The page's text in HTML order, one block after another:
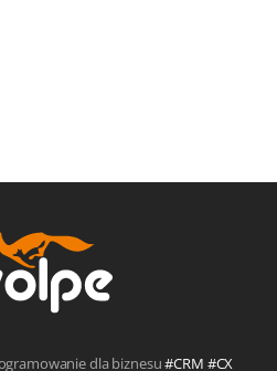
dla biznesu#CRM #CX